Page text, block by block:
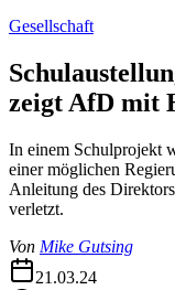
Gesellschaft
zeigt AfD mit
In einem Schulprojekt
einer möglichen
Anleitung des
verletzt.
Von Mike Gutsing
21.03.24